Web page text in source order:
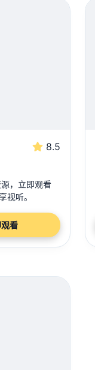
8.5
，立即观看
视听。
看